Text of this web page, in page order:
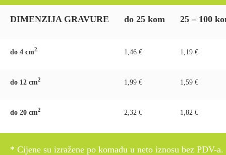
DIMENZIJA GRAVURE do 25 kom 25 – 100
do 4 cm2 1,46 € 1,19 €
do 12 cm2 1,99 € 1,59 €
do 20 cm2 2,32 € 1,82 €
* Cijene su izražene po komadu u neto iznosu bez PDV-a.